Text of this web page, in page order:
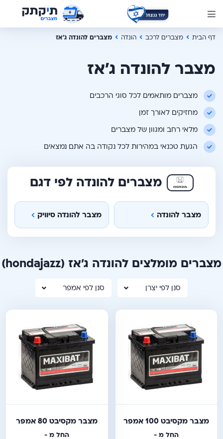
דף הבית מצברים לרכב הונדה מצברים להונדה ג'אז
מצבר להונדה ג'אז
מצברים מותאמים לכל סוגי הרכבים
מחזיקים לאורך זמן
מלאי רחב ומגוון של מצברים
הגעת טכנאי במהירות לכל נקודה בה אתם נמצאים
מצברים להונדה לפי דגם
מצבר להונדה מצבר להונדה סיוויק
מצברים מומלצים להונדה ג'אז (hondajazz)
סנן לפי יצרן סנן לפי אמפר
מצבר מקסיבט 100 אמפר
החל מ -
מצבר מקסיבט 80 אמפר
החל מ -